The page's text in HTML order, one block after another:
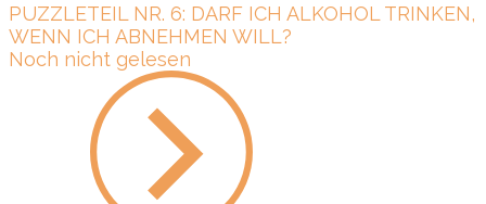
PUZZLETEIL NR. 6: DARF ICH ALKOHOL TRINKEN,
WENN ICH ABNEHMEN WILL?
Noch nicht gelesen